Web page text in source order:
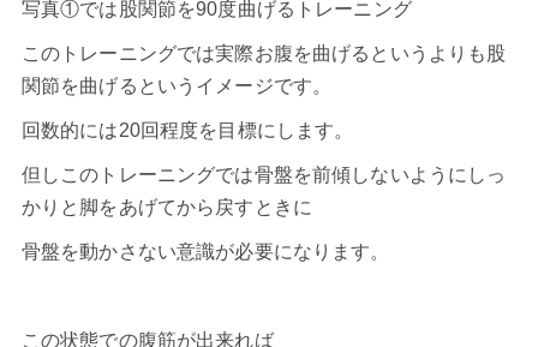
写真①では股関節を90度曲げるトレーニング
このトレーニングでは実際お腹を曲げるというよりも股
関節を曲げるというイメージです。
回数的には20回程度を目標にします。
但しこのトレーニングでは骨盤を前傾しないようにしっ
かりと脚をあげてから戻すときに
骨盤を動かさない意識が必要になります。
この状態での腹筋が出来れば